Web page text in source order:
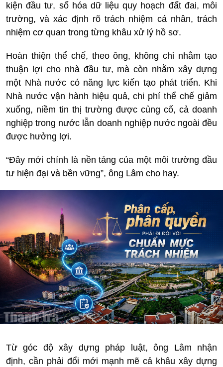
kiện đầu tư, số hóa dữ liệu quy hoạch đất đai, môi
trường, và xác định rõ trách nhiệm cá nhân, trách
nhiệm cơ quan trong từng khâu xử lý hồ sơ.
Hoàn thiện thể chế, theo ông, không chỉ nhằm tạo
thuận lợi cho nhà đầu tư, mà còn nhằm xây dựng
một Nhà nước có năng lực kiến tạo phát triển. Khi
Nhà nước vận hành hiệu quả, chi phí thể chế giảm
xuống, niềm tin thị trường được củng cố, cả doanh
nghiệp trong nước lẫn doanh nghiệp nước ngoài đều
được hưởng lợi.
“Đây mới chính là nền tảng của một môi trường đầu
tư hiện đại và bền vững”, ông Lâm cho hay.
Từ góc độ xây dựng pháp luật, ông Lâm nhận
định, cần phải đổi mới mạnh mẽ cả khâu xây dựng